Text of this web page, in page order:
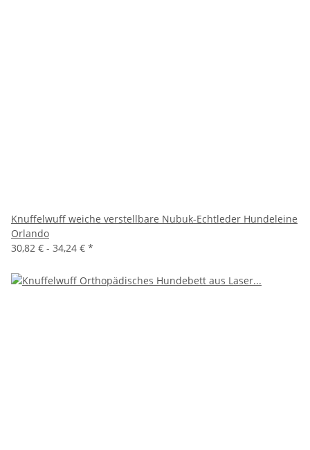
Knuffelwuff weiche verstellbare Nubuk-Echtleder Hundeleine
Orlando
30,82 € - 34,24 € *